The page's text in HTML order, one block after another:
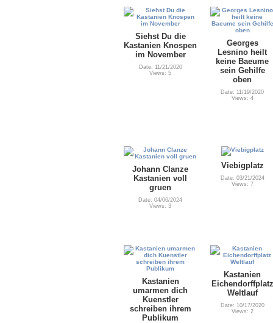
Siehst Du die
Kastanien Knospen
im November
Date: 11/21/2020
Views: 5
Georges
Lesnino heilt
keine Baeume
sein Gehilfe
oben
Date: 11/19/2020
Views: 4
Johann Clanze
Kastanien voll
gruen
Date: 04/06/2024
Views: 3
Viebigplatz
Date: 03/21/2024
Views: 7
Kastanien
umarmen dich
Kuenstler
schreiben ihrem
Publikum
Kastanien
Eichendorffplatz
Weltlauf
Date: 10/17/2020
Views: 2